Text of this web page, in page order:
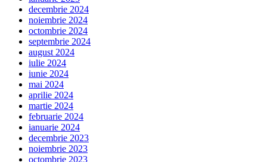
decembrie 2024
noiembrie 2024
octombrie 2024
septembrie 2024
august 2024
iulie 2024
iunie 2024
mai 2024
aprilie 2024
martie 2024
februarie 2024
ianuarie 2024
decembrie 2023
noiembrie 2023
octombrie 2023